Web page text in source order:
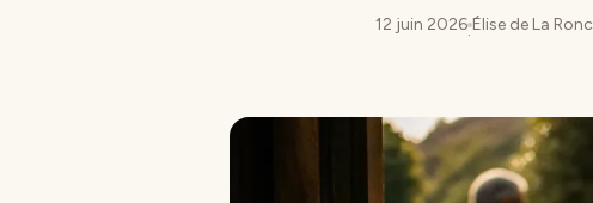
12 juin 2026
·
Élise de La